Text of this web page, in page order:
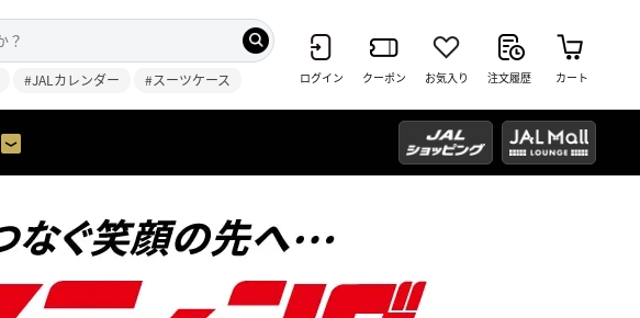
#JALカレンダー #スーツケース ログイン クーポン お気入り 注文履歴 カート